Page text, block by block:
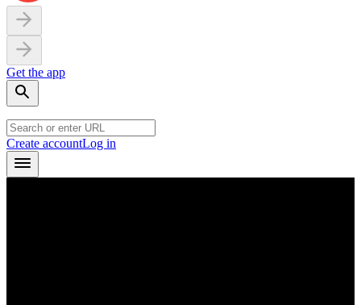
Get the app
Create accountLog in